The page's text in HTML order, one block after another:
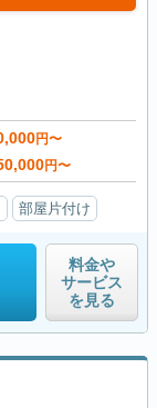
円〜
円〜
部屋片付け
料金や
サービス
を見る